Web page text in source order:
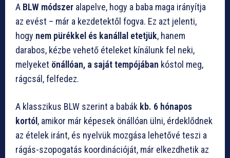
A BLW módszer alapelve, hogy a baba maga irányítja
az evést – már a kezdetektől fogva. Ez azt jelenti,
hogy nem pürékkel és kanállal etetjük, hanem
darabos, kézbe vehető ételeket kínálunk fel neki,
melyeket önállóan, a saját tempójában kóstol meg,
rágcsál, felfedez.
A klasszikus BLW szerint a babák kb. 6 hónapos
kortól , amikor már képesek önállóan ülni, érdeklődnek
az ételek iránt, és nyelvük mozgása lehetővé teszi a
rágás-szopogatás koordinációját, már elkezdhetik az